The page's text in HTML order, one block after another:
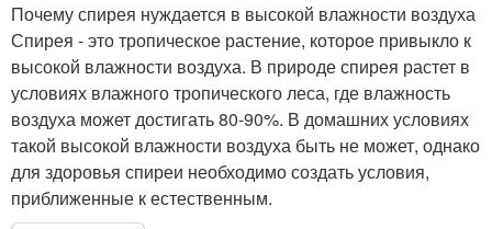
Почему спирея нуждается в высокой влажности воздуха
Спирея - это тропическое растение, которое привыкло к
высокой влажности воздуха. В природе спирея растет в
условиях влажного тропического леса, где влажность
воздуха может достигать 80-90%. В домашних условиях
такой высокой влажности воздуха быть не может, однако
для здоровья спиреи необходимо создать условия,
приближенные к естественным.